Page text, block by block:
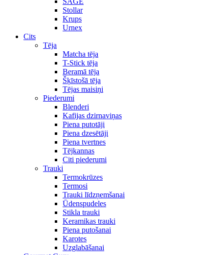
Stollar
Krups
Urnex
Cits
Tēja
Matcha tēja
T-Stick tēja
Beramā tēja
Šķīstošā tēja
Tējas maisiņi
Piederumi
Blenderi
Kafijas dzirnaviņas
Piena putotāji
Piena dzesētāji
Piena tvertnes
Tējkannas
Citi piederumi
Trauki
Termokrūzes
Termosi
Trauki līdzņemšanai
Ūdenspudeles
Stikla trauki
Keramikas trauki
Piena putošanai
Karotes
Uzglabāšanai